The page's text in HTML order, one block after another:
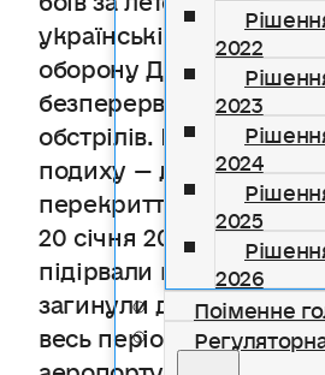
2022
2023
2024
2025
2026
Поіменне
українські воїни
оборону Донецького
безперервних
обстрілів. Вони билися
подиху — допоки не
перекриття.
20 січня 2015 року
підірвали новий
загинули десятки
весь період оборони
аеропорту понад 100